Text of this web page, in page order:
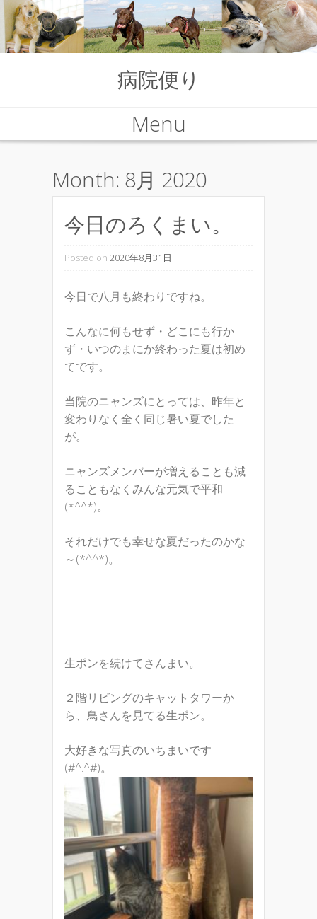
病院便り
Menu
Month: 8月 2020
今日のろくまい。
Posted on 2020年8月31日
今日で八月も終わりですね。
こんなに何もせず・どこにも行か
ず・いつのまにか終わった夏は初め
てです。
当院のニャンズにとっては、昨年と
変わりなく全く同じ暑い夏でした
が。
ニャンズメンバーが増えることも減
ることもなくみんな元気で平和
(*^^*)。
それだけでも幸せな夏だったのかな
～(*^^*)。
生ポンを続けてさんまい。
２階リビングのキャットタワーか
ら、鳥さんを見てる生ポン。
大好きな写真のいちまいです
(#^.^#)。